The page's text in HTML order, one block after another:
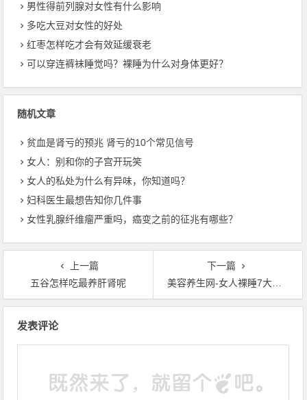
男性得前列腺对女性有什么影响
多吃大豆对女性的好处
红枣怎样吃才会有效延缓衰老
可以穿连裤袜睡觉吗？裸睡为什么对身体更好？
随机文章
贫血是肾亏的预兆 肾亏的10个常见信号
女人：别和你的子宫开玩笑
女人的私处为什么有异味，你知道吗？
妇科医生最想告知你几件事
女性乳腺纤维瘤严重吗，癌变之前的征兆有哪些？
上一篇
五谷怎样吃最养肝肾呢
下一篇
美容养生网-女人裸睡7大好处
发表评论